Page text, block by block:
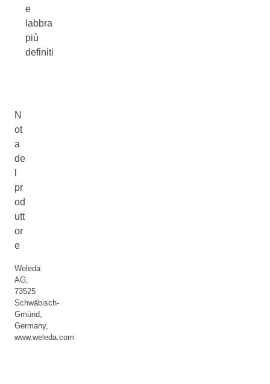
e
labbra
più
definiti
N
ot
a
de
pr
od
utt
or
e
Weleda
AG,
73525
Schwäbisch-
Gmünd,
Germany,
www.weleda.com